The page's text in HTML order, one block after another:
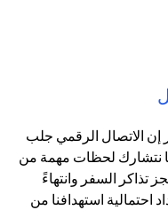
إن الاتصال الرقمي جلب
ما نتشارك لحظات مهمة من
تذاكر السفر وانتهاءً
احتمالية استهدافنا من